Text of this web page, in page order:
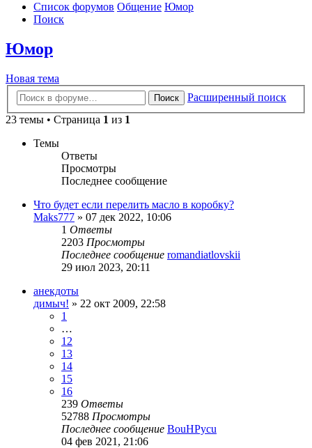
Список форумов Общение Юмор
Поиск
Юмор
Новая тема
Поиск
Расширенный поиск
23 темы • Страница 1 из 1
Темы
Ответы
Просмотры
Последнее сообщение
Что будет если перелить масло в коробку?
Maks777 » 07 дек 2022, 10:06
1 Ответы
2203 Просмотры
Последнее сообщение romandiatlovskii
29 июл 2023, 20:11
анекдоты
димыч! » 22 окт 2009, 22:58
1
…
12
13
14
15
16
239 Ответы
52788 Просмотры
Последнее сообщение BouHPycu
04 фев 2021, 21:06